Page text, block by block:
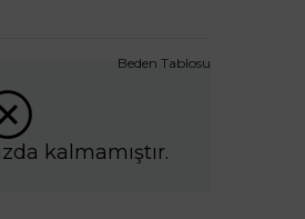
kalmamıştır.
Beden Tablosu